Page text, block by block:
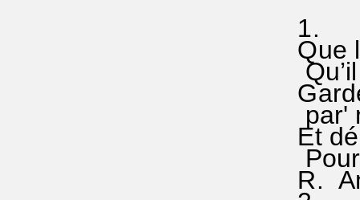
1.
Que
Qu’il
par'
Et
Pour'
R.